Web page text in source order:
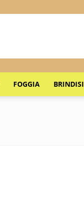
FOGGIA BRINDISI